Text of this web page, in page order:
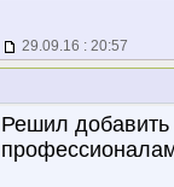
29.09.16 : 20:57
Решил добавить